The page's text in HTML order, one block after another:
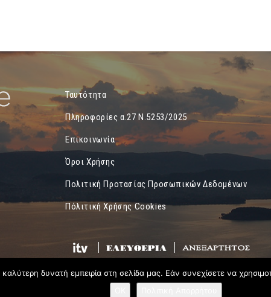
Ταυτότητα
Πληροφορίες α.27 Ν.5253/2025
Επικοινωνία
Όροι Χρήσης
Πολιτική Προτασίας Προσωπικών Δεδομένων
Πόλιτική Χρήσης Cookies
δυνατή εμπειρία στη σελίδα μας. Εάν συνεχίσετε να